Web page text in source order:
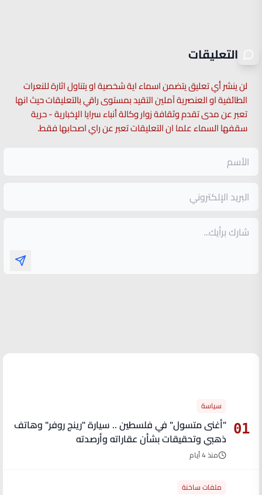
التعليقات
لن ينشر أي تعليق يتضمن اسماء اية شخصية او يتناول اثارة للنعرات
الطائفية او العنصرية آملين التقيد بمستوى راقي بالتعليقات حيث انها
تعبر عن مدى تقدم وثقافة زوار وكالة أنباء سرايا الإخبارية - حرية
سقفها السماء علما ان التعليقات تعبر عن راي اصحابها فقط.
01
سياسة
"أغنى متسول" في فلسطين .. سيارة "رينج روفر" وهاتف
ذهبي وتحقيقات بشأن عقاراته وأرصدته
منذ 4 أيام
ملفات ساخنة